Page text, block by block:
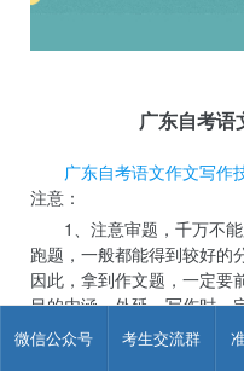
微信公众号 考生交流群
广东自考语
广东自考语文作文写作
注意：
1、注意审题，千万不能
跑题，一般都能得到较好的
因此，拿到作文题，一定要
目的内涵、外延，写作时一
审好题后可以在草稿纸上列